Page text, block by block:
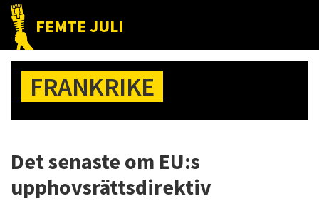
Hoppa
huvudnavigering
Hoppa
huvudinnehåll
Hoppa
det
primära
sidofältet
FEMTE JULI
Nätet
till
folket!FRANKRIKE
Det senaste om EU:s
upphovsrättsdirektiv